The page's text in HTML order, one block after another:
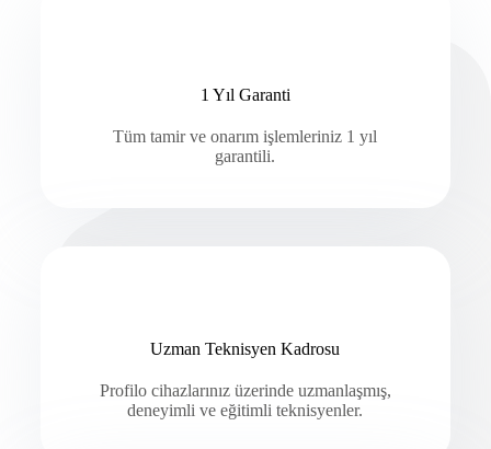
1 Yıl Garanti
Tüm tamir ve onarım işlemleriniz 1 yıl
garantili.
Uzman Teknisyen Kadrosu
Profilo cihazlarınız üzerinde uzmanlaşmış,
deneyimli ve eğitimli teknisyenler.